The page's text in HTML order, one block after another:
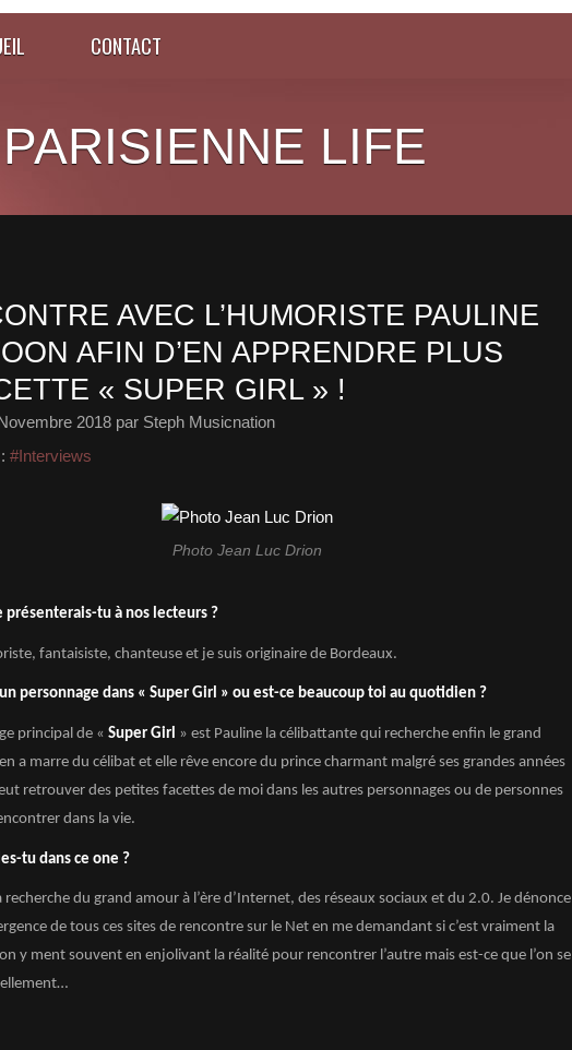
CONTACT
LIFE
AVEC L’HUMORISTE PAULINE
AFIN D’EN APPRENDRE PLUS
« SUPER GIRL » !
2018 par Steph Musicnation
#Interviews
Photo Jean Luc Drion
présenterais-tu à nos lecteurs ?
fantaisiste, chanteuse et je suis originaire de Bordeaux.
personnage dans « Super Girl » ou est-ce beaucoup toi au quotidien ?
principal de « Super Girl » est Pauline la célibattante qui recherche enfin le grand
a marre du célibat et elle rêve encore du prince charmant malgré ses grandes années
retrouver des petites facettes de moi dans les autres personnages ou de personnes
dans la vie.
tu dans ce one ?
recherche du grand amour à l’ère d’Internet, des réseaux sociaux et du 2.0. Je dénonce
de tous ces sites de rencontre sur le Net en me demandant si c’est vraiment la
y ment souvent en enjolivant la réalité pour rencontrer l’autre mais est-ce que l’on se